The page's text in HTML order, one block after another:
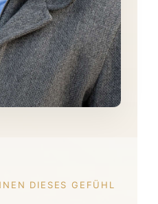
DIESES GEFÜHL